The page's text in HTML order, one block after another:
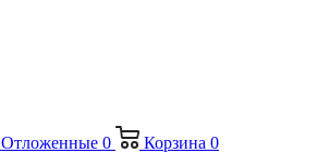
Отложенные 0 Корзина 0